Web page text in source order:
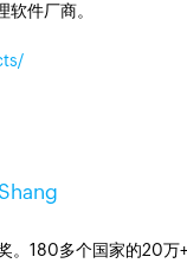
件厂商。
180多个国家的20